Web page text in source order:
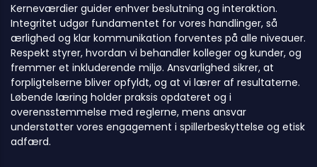
Kerneværdier guider enhver beslutning og interaktion.
Integritet udgør fundamentet for vores handlinger, så
ærlighed og klar kommunikation forventes på alle niveauer.
Respekt styrer, hvordan vi behandler kolleger og kunder, og
fremmer et inkluderende miljø. Ansvarlighed sikrer, at
forpligtelserne bliver opfyldt, og at vi lærer af resultaterne.
Løbende læring holder praksis opdateret og i
overensstemmelse med reglerne, mens ansvar
understøtter vores engagement i spillerbeskyttelse og etisk
adfærd.